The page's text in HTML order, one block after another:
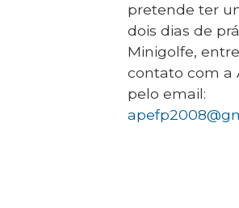
pretende ter
dois dias de
Minigolfe,
contato com a
pelo email: